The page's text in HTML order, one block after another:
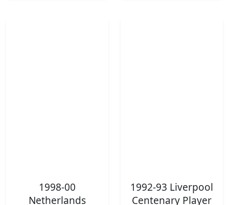
1998-00
Netherlands
1992-93 Liverpool
Centenary Player